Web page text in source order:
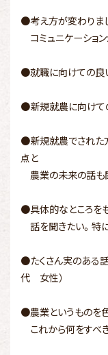
●考え方が変わりま
コミュニケーショ
●就職に向けての良
●新規就農に向けて
●新規就農でされた
点と
農業の未来の話も
●具体的なところを
話を聞きたい。特
●たくさん実のある
代 女性）
●農業というものを
これから何をすべ